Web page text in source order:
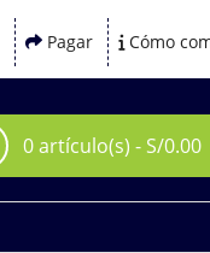
Pagar Cómo
0 artículo(s) - S/0.00